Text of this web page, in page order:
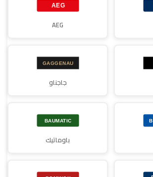
AEG
جاجناو
باوماتيك